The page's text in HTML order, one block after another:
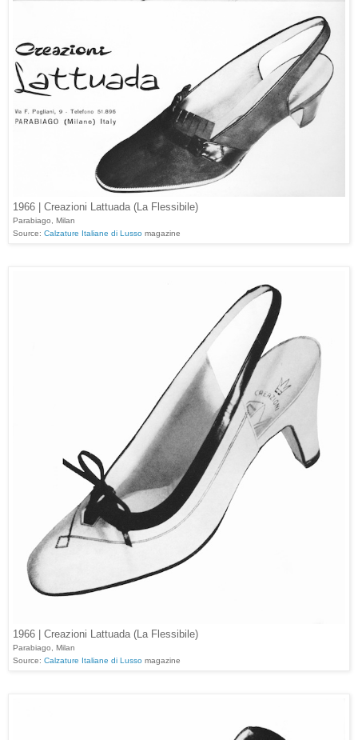
1966 | Creazioni Lattuada (La Flessibile)
Parabiago, Milan
Source: Calzature Italiane di Lusso magazine
1966 | Creazioni Lattuada (La Flessibile)
Parabiago, Milan
Source: Calzature Italiane di Lusso magazine